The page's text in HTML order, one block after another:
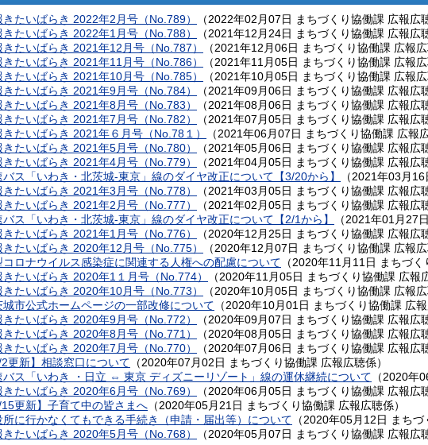
きたいばらき 2022年2月号（No.789） （2022年02月07日 まちづくり協働課 広報広
きたいばらき 2022年1月号（No.788）
（2021年12月24日 まちづくり協働課 広報広
きたいばらき 2021年12月号（No.787）
（2021年12月06日 まちづくり協働課 広報
きたいばらき 2021年11月号（No.786）
（2021年11月05日 まちづくり協働課 広報
きたいばらき 2021年10月号（No.785）
（2021年10月05日 まちづくり協働課 広報
きたいばらき 2021年9月号（No.784）
（2021年09月06日 まちづくり協働課 広報広
きたいばらき 2021年8月号（No.783）
（2021年08月06日 まちづくり協働課 広報広
きたいばらき 2021年7月号（No.782）
（2021年07月05日 まちづくり協働課 広報広
きたいばらき 2021年６月号（No.78１）
（2021年06月07日 まちづくり協働課 広報
きたいばらき 2021年5月号（No.780）
（2021年05月06日 まちづくり協働課 広報広
きたいばらき 2021年4月号（No.779）
（2021年04月05日 まちづくり協働課 広報広
バス「いわき・北茨城-東京」線のダイヤ改正について【3/20から】
（2021年03月16
きたいばらき 2021年3月号（No.778）
（2021年03月05日 まちづくり協働課 広報広
きたいばらき 2021年2月号（No.777）
（2021年02月05日 まちづくり協働課 広報広
バス「いわき・北茨城-東京」線のダイヤ改正について【2/1から】
（2021年01月27日
きたいばらき 2021年1月号（No.776）
（2020年12月25日 まちづくり協働課 広報広
きたいばらき 2020年12月号（No.775）
（2020年12月07日 まちづくり協働課 広報
コロナウイルス感染症に関連する人権への配慮について （2020年11月11日 まちづく
きたいばらき 2020年1１月号（No.774）
（2020年11月05日 まちづくり協働課 広報
きたいばらき 2020年10月号（No.773）
（2020年10月05日 まちづくり協働課 広報
城市公式ホームページの一部改修について （2020年10月01日 まちづくり協働課 広
きたいばらき 2020年9月号（No.772）
（2020年09月07日 まちづくり協働課 広報広
きたいばらき 2020年8月号（No.771）
（2020年08月05日 まちづくり協働課 広報広
きたいばらき 2020年7月号（No.770）
（2020年07月06日 まちづくり協働課 広報広
2更新】相談窓口について （2020年07月02日 まちづくり協働課 広報広聴係）
バス「いわき ・日立 ⇔ 東京 ディズニーリゾート」線の運休継続について （2020年
きたいばらき 2020年6月号（No.769）
（2020年06月05日 まちづくり協働課 広報広
15更新】子育て中の皆さまへ （2020年05月21日 まちづくり協働課 広報広聴係）
所に行かなくてもできる手続き（申請・届出等）について （2020年05月12日 まちづ
きたいばらき 2020年5月号（No.768）
（2020年05月07日 まちづくり協働課 広報広